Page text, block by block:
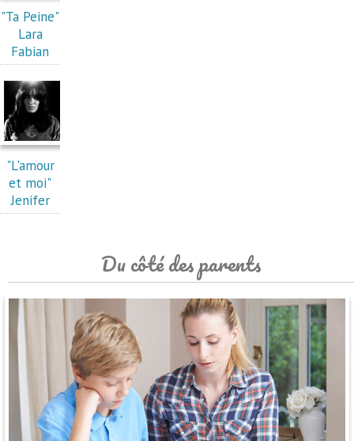
"Ta Peine"
Lara
Fabian
"L'amour
et moi"
Jenifer
Du côté des parents